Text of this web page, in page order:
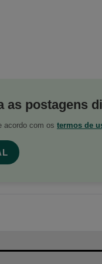
as postagens
acordo com os termos de